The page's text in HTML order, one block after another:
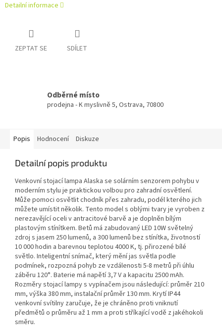
Detailní informace
ZEPTAT SE SDÍLET
Odběrné místo
prodejna - K myslivně 5, Ostrava, 70800
Popis Hodnocení Diskuze
Detailní popis produktu
Venkovní stojací lampa Alaska se solárním senzorem pohybu v
moderním stylu je praktickou volbou pro zahradní osvětlení.
Může pomoci osvětlit chodník přes zahradu, podél kterého jich
můžete umístit několik. Tento model s oblými tvary je vyroben z
nerezavějící oceli v antracitové barvě a je doplněn bílým
plastovým stínítkem. Betů má zabudovaný LED 10W světelný
zdroj s jasem 250 lumenů, a 300 lumenů bez stínítka, životností
10 000 hodin a barevnou teplotou 4000 K, tj. přirozené bílé
světlo. Inteligentní snímač, který mění jas světla podle
podmínek, rozpozná pohyb ze vzdálenosti 5-8 metrů při úhlu
záběru 120°. Baterie má napětí 3,7 V a kapacitu 2500 mAh.
Rozměry stojací lampy s vypínačem jsou následující: průměr 210
mm, výška 380 mm, instalační průměr 130 mm. Krytí IP44
venkovní svítilny zaručuje, že je chráněno proti vniknutí
předmětů o průměru až 1 mm a proti stříkající vodě z jakéhokoli
směru.